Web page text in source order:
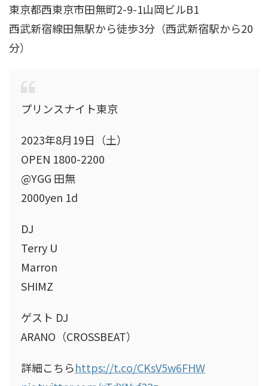
東京都西東京市田無町2-9-1山岡ビルB1
西武新宿線田無駅から徒歩3分（西武新宿駅から20
分）
プリンスナイト東京
2023年8月19日（土）
OPEN 1800-2200
@YGG 田無
2000yen 1d
DJ
Terry U
Marron
SHIMZ
ゲスト DJ
ARANO（CROSSBEAT）
詳細こちらhttps://t.co/CKsV5w6FHW